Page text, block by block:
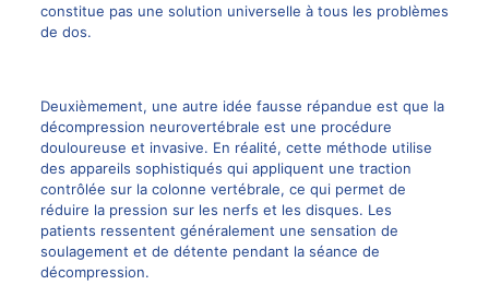
constitue pas une solution universelle à tous les problèmes
de dos.
Deuxièmement, une autre idée fausse répandue est que la
décompression neurovertébrale est une procédure
douloureuse et invasive. En réalité, cette méthode utilise
des appareils sophistiqués qui appliquent une traction
contrôlée sur la colonne vertébrale, ce qui permet de
réduire la pression sur les nerfs et les disques. Les
patients ressentent généralement une sensation de
soulagement et de détente pendant la séance de
décompression.